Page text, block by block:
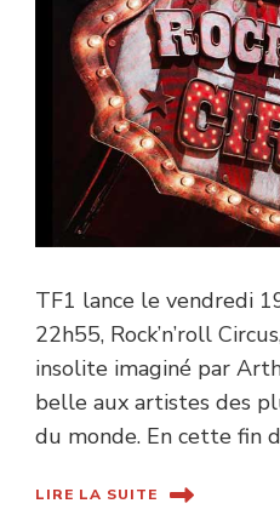
TF1 lance le vendredi
22h55, Rock’n’roll
insolite imaginé par
belle aux artistes des
du monde. En cette fin
LIRE LA SUITE